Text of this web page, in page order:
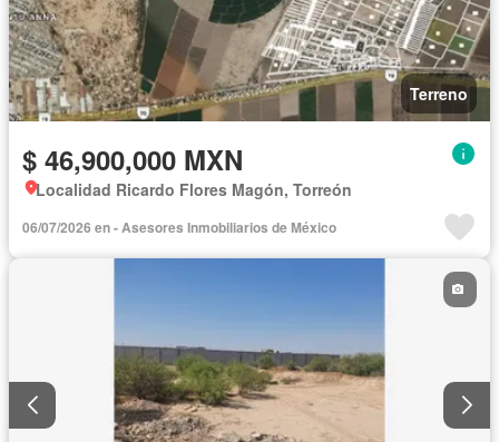
Terreno
$ 46,900,000 MXN
Localidad Ricardo Flores Magón, Torreón
06/07/2026 en - Asesores Inmobiliarios de México